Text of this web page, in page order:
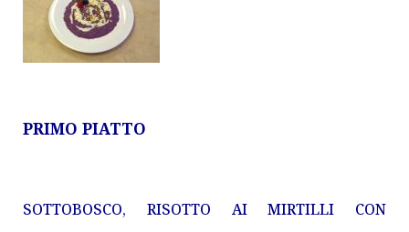
PRIMO PIATTO
SOTTOBOSCO, RISOTTO AI MIRTILLI CON